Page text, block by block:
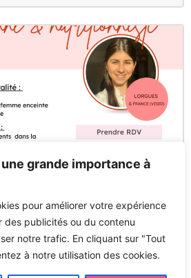
grande importance à
pour améliorer votre expérience
publicités ou du contenu
notre trafic. En cliquant sur "Tout
à notre utilisation des cookies.
Mailys Nory